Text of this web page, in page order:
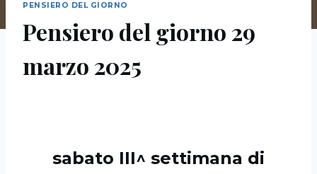
PENSIERO DEL GIORNO
Pensiero del giorno 29
marzo 2025
sabato III^ settimana di